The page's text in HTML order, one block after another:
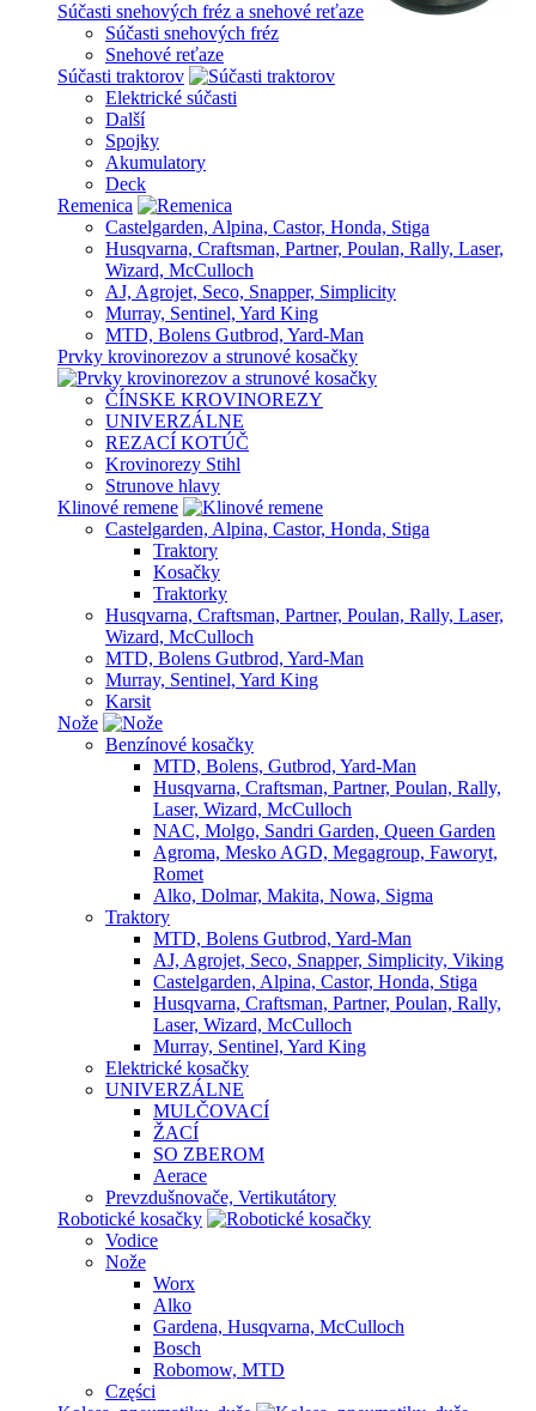
Súčasti snehových fréz a snehové reťaze
Súčasti snehových fréz
Snehové reťaze
Súčasti traktorov
Elektrické súčasti
Další
Spojky
Akumulatory
Deck
Remenica
Castelgarden, Alpina, Castor, Honda, Stiga
Husqvarna, Craftsman, Partner, Poulan, Rally, Laser,
Wizard, McCulloch
AJ, Agrojet, Seco, Snapper, Simplicity
Murray, Sentinel, Yard King
MTD, Bolens Gutbrod, Yard-Man
Prvky krovinorezov a strunové kosačky
ČÍNSKE KROVINOREZY
UNIVERZÁLNE
REZACÍ KOTÚČ
Krovinorezy Stihl
Strunove hlavy
Klinové remene
Castelgarden, Alpina, Castor, Honda, Stiga
Traktory
Kosačky
Traktorky
Husqvarna, Craftsman, Partner, Poulan, Rally, Laser,
Wizard, McCulloch
MTD, Bolens Gutbrod, Yard-Man
Murray, Sentinel, Yard King
Karsit
Nože
Benzínové kosačky
MTD, Bolens, Gutbrod, Yard-Man
Husqvarna, Craftsman, Partner, Poulan, Rally,
Laser, Wizard, McCulloch
NAC, Molgo, Sandri Garden, Queen Garden
Agroma, Mesko AGD, Megagroup, Faworyt,
Romet
Alko, Dolmar, Makita, Nowa, Sigma
Traktory
MTD, Bolens Gutbrod, Yard-Man
AJ, Agrojet, Seco, Snapper, Simplicity, Viking
Castelgarden, Alpina, Castor, Honda, Stiga
Husqvarna, Craftsman, Partner, Poulan, Rally,
Laser, Wizard, McCulloch
Murray, Sentinel, Yard King
Elektrické kosačky
UNIVERZÁLNE
MULČOVACÍ
ŽACÍ
SO ZBEROM
Aerace
Prevzdušnovače, Vertikutátory
Robotické kosačky
Vodice
Nože
Worx
Alko
Gardena, Husqvarna, McCulloch
Bosch
Robomow, MTD
Części